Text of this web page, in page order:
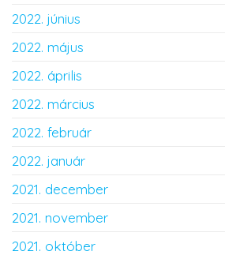
2022. június
2022. május
2022. április
2022. március
2022. február
2022. január
2021. december
2021. november
2021. október